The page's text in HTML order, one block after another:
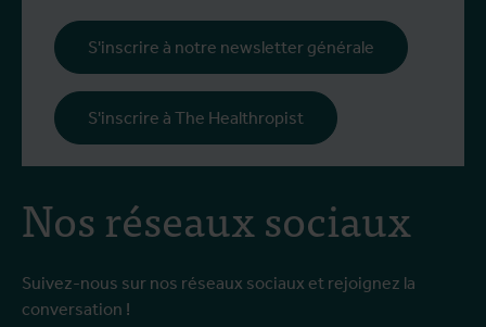
Nos réseaux sociaux
Suivez-nous sur nos réseaux sociaux et rejoignez la
conversation !
S'inscrire à notre newsletter générale
S'inscrire à The Healthropist